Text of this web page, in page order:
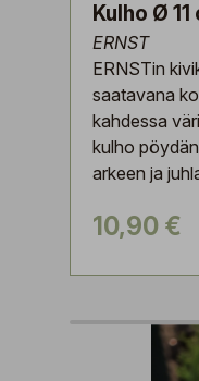
Kulho Ø
ERNST
ERNSTin
saatavana
kahdessa
kulho
arkeen ja
10,90 €